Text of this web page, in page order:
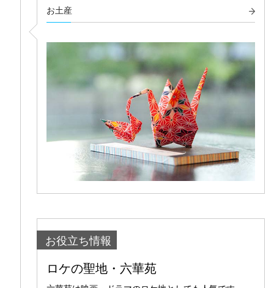
お土産
お役立ち情報
ロケの聖地・六華苑